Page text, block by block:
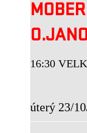
16:30
úterý 23/